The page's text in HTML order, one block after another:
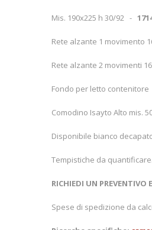
Mis. 190x225 h 30/92 -
Rete alzante 1 movimento
Rete alzante 2 movimenti
Fondo per letto
Comodino Isayto Alto mis.
Disponibile bianco
Tempistiche da quantificare.
RICHIEDI UN PREVENTIVO
Spese di spedizione da